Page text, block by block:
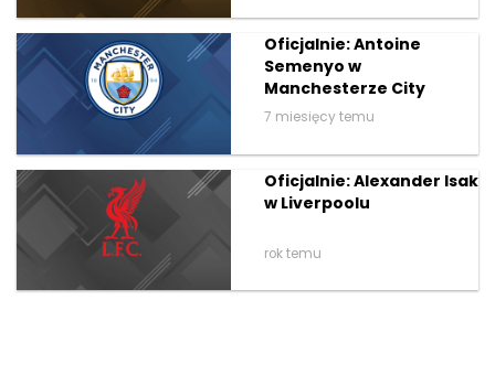
Oficjalnie: Antoine
Semenyo w
Manchesterze City
7 miesięcy temu
Oficjalnie: Alexander Isak
w Liverpoolu
rok temu